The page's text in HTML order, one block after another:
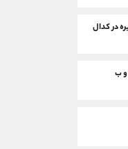
در کدال
و ب